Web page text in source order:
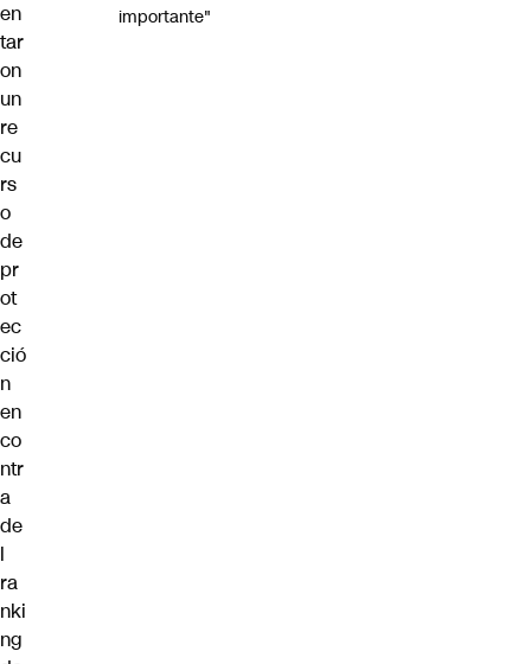
en
tar
on
un
re
cu
rs
o
de
pr
ot
ec
ció
n
en
co
ntr
a
de
l
ra
nki
ng
importante"